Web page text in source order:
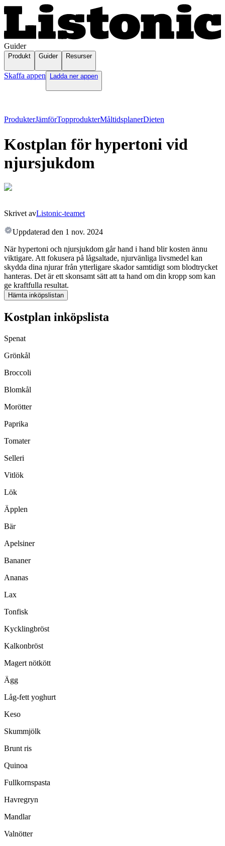
Guider
Produkt Guider Resurser
Skaffa appen Ladda ner appen
ProdukterJämförTopprodukterMåltidsplanerDieten
Kostplan för hypertoni vid
njursjukdom
Skrivet avListonic-teamet
Uppdaterad den 1 nov. 2024
När hypertoni och njursjukdom går hand i hand blir kosten ännu
viktigare. Att fokusera på lågsaltade, njurvänliga livsmedel kan
skydda dina njurar från ytterligare skador samtidigt som blodtrycket
hanteras. Det är ett skonsamt sätt att ta hand om din kropp som kan
ge kraftfulla resultat.
Hämta inköpslistan
Kostplan inköpslista
Spenat
Grönkål
Broccoli
Blomkål
Morötter
Paprika
Tomater
Selleri
Vitlök
Lök
Äpplen
Bär
Apelsiner
Bananer
Ananas
Lax
Tonfisk
Kycklingbröst
Kalkonbröst
Magert nötkött
Ägg
Låg-fett yoghurt
Keso
Skummjölk
Brunt ris
Quinoa
Fullkornspasta
Havregryn
Mandlar
Valnötter